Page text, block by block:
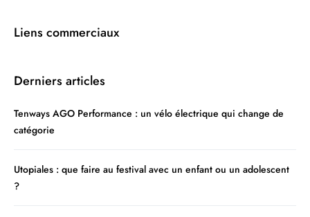
Liens commerciaux
Derniers articles
Tenways AGO Performance : un vélo électrique qui change de
catégorie
Utopiales : que faire au festival avec un enfant ou un adolescent
?